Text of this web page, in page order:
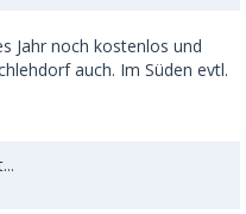
Jahr noch kostenlos und
auch. Im Süden evtl.